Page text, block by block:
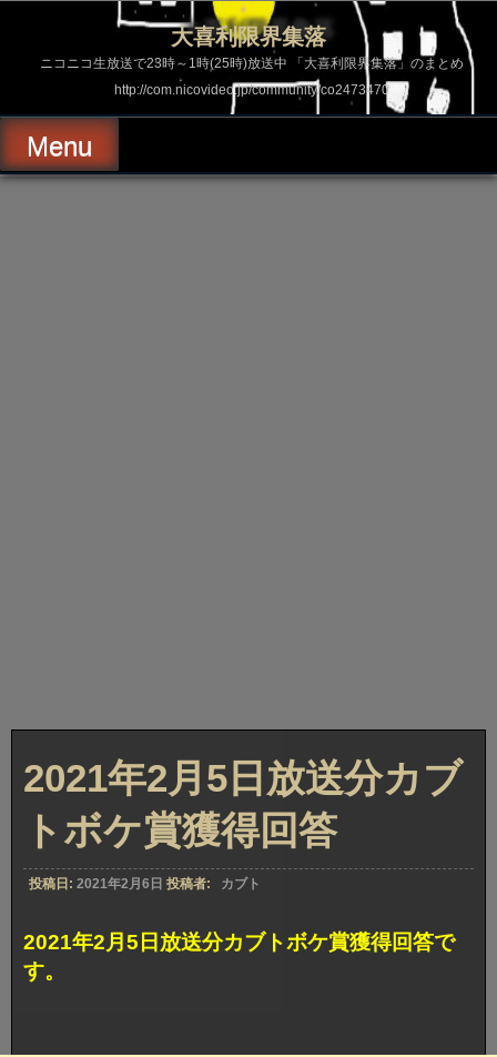
ス
ッ
プ
大喜利限界集落
ニコニコ生放送で23時～1時(25時)放送中 「大喜利限界集落」のまとめ
http://com.nicovideo.jp/community/co2473470
Menu
2021年2月5日放送分カブ
トボケ賞獲得回答
投稿日: 2021年2月6日 投稿者: カブト
2021年2月5日放送分カブトボケ賞獲得回答で
す。